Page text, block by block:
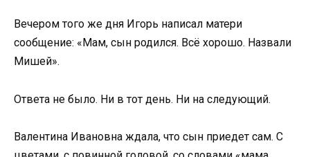
Вечером того же дня Игорь написал матери
сообщение: «Мам, сын родился. Всё хорошо. Назвали
Мишей».
Ответа не было. Ни в тот день. Ни на следующий.
Валентина Ивановна ждала, что сын приедет сам. С